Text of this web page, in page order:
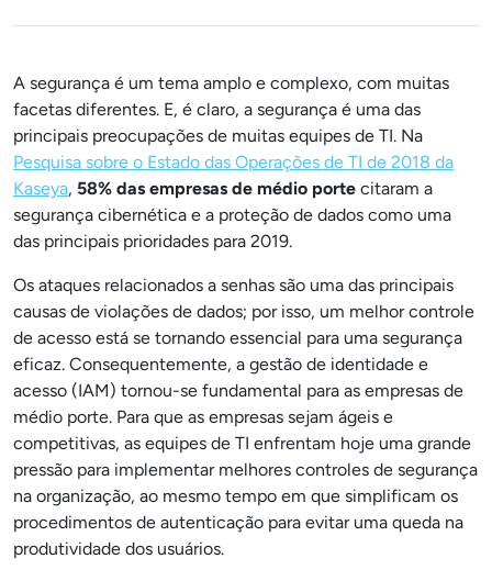
A segurança é um tema amplo e complexo, com muitas
facetas diferentes. E, é claro, a segurança é uma das
principais preocupações de muitas equipes de TI. Na
Pesquisa sobre o Estado das Operações de TI de 2018 da
Kaseya, 58% das empresas de médio porte citaram a
segurança cibernética e a proteção de dados como uma
das principais prioridades para 2019.
Os ataques relacionados a senhas são uma das principais
causas de violações de dados; por isso, um melhor controle
de acesso está se tornando essencial para uma segurança
eficaz. Consequentemente, a gestão de identidade e
acesso (IAM) tornou-se fundamental para as empresas de
médio porte. Para que as empresas sejam ágeis e
competitivas, as equipes de TI enfrentam hoje uma grande
pressão para implementar melhores controles de segurança
na organização, ao mesmo tempo em que simplificam os
procedimentos de autenticação para evitar uma queda na
produtividade dos usuários.